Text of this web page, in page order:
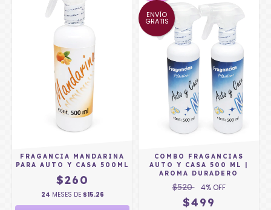
FRAGANCIA MANDARINA
PARA AUTO Y CASA 500ML
$260
24 MESES DE $15.26
ENVÍO
GRATIS
COMBO FRAGANCIAS
AUTO Y CASA 500 ML |
AROMA DURADERO
$520 4% OFF
$499